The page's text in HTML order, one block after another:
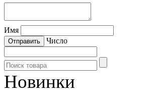
Имя
Число
Новинки